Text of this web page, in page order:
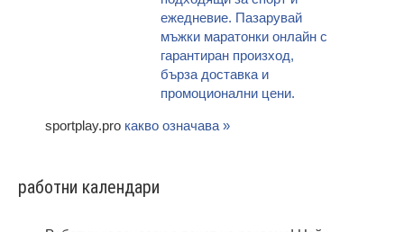
sportplay.pro какво означава »
работни календари